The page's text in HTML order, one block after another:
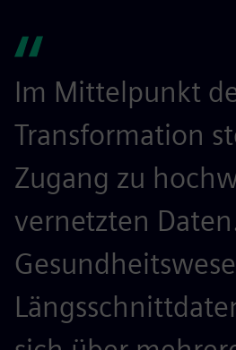
Im Mittelpunkt
Transformation
Zugang zu
vernetzten